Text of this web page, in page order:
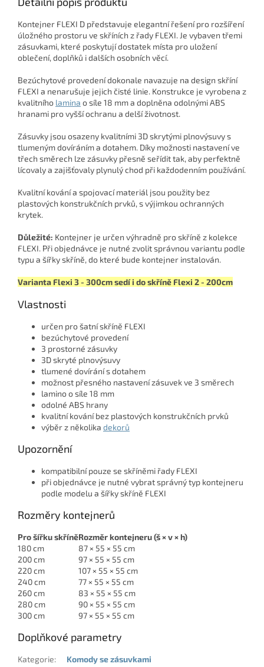
Kontejner FLEXI D představuje elegantní řešení pro rozšíření
úložného prostoru ve skříních z řady FLEXI. Je vybaven třemi
zásuvkami, které poskytují dostatek místa pro uložení
oblečení, doplňků i dalších osobních věcí.
Bezúchytové provedení dokonale navazuje na design skříní
FLEXI a nenarušuje jejich čisté linie. Konstrukce je vyrobena z
kvalitního lamina o síle 18 mm a doplněna odolnými ABS
hranami pro vyšší ochranu a delší životnost.
Zásuvky jsou osazeny kvalitními 3D skrytými plnovýsuvy s
tlumeným dovíráním a dotahem. Díky možnosti nastavení ve
třech směrech lze zásuvky přesně seřídit tak, aby perfektně
lícovaly a zajišťovaly plynulý chod při každodenním používání.
Kvalitní kování a spojovací materiál jsou použity bez
plastových konstrukčních prvků, s výjimkou ochranných
krytek.
Důležité: Kontejner je určen výhradně pro skříně z kolekce
FLEXI. Při objednávce je nutné zvolit správnou variantu podle
typu a šířky skříně, do které bude kontejner instalován.
Varianta Flexi 3 - 300cm sedí i do skříně Flexi 2 - 200cm
Vlastnosti
určen pro šatní skříně FLEXI
bezúchytové provedení
3 prostorné zásuvky
3D skryté plnovýsuvy
tlumené dovírání s dotahem
možnost přesného nastavení zásuvek ve 3 směrech
lamino o síle 18 mm
odolné ABS hrany
kvalitní kování bez plastových konstrukčních prvků
výběr z několika dekorů
Upozornění
kompatibilní pouze se skříněmi řady FLEXI
při objednávce je nutné vybrat správný typ kontejneru
podle modelu a šířky skříně FLEXI
Rozměry kontejnerů
Pro šířku skříněRozměr kontejneru (š × v × h)
180 cm
87 × 55 × 55 cm
200 cm
97 × 55 × 55 cm
220 cm
107 × 55 × 55 cm
240 cm
77 × 55 × 55 cm
260 cm
83 × 55 × 55 cm
280 cm
90 × 55 × 55 cm
300 cm
97 × 55 × 55 cm
Doplňkové parametry
Kategorie:
Komody se zásuvkami